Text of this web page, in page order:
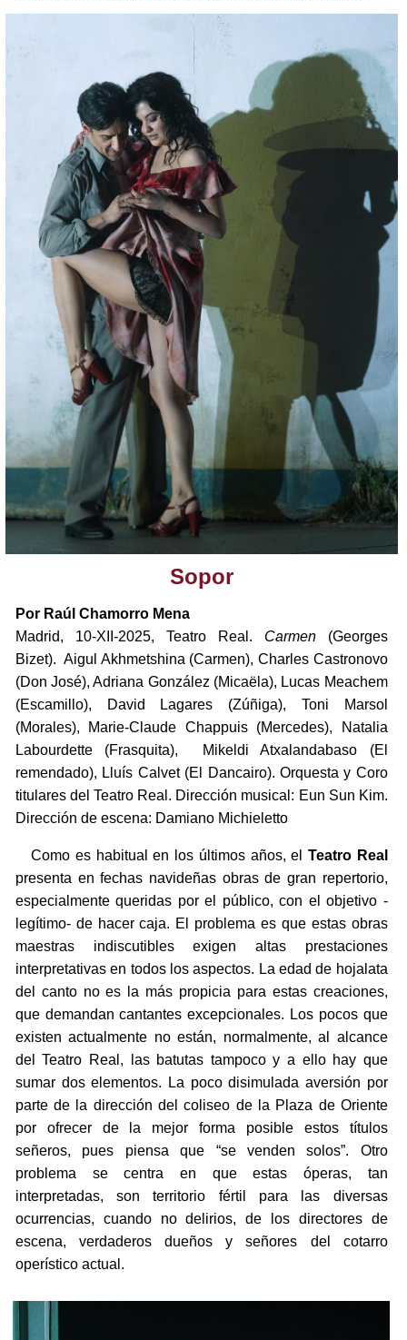
Sopor
Por Raúl Chamorro Mena
Madrid, 10-XII-2025, Teatro Real. Carmen(Georges
Bizet). Aigul Akhmetshina (Carmen), Charles Castronovo
(Don José), Adriana González (Micaëla), Lucas Meachem
(Escamillo), David Lagares (Zúñiga), Toni Marsol
(Morales), Marie-Claude Chappuis (Mercedes), Natalia
Labourdette (Frasquita), Mikeldi Atxalandabaso (El
remendado), Lluís Calvet (El Dancairo). Orquesta y Coro
titulares del Teatro Real. Dirección musical: Eun Sun Kim.
Dirección de escena: Damiano Michieletto
Como es habitual en los últimos años, elTeatro Real
presenta en fechas navideñas obras de gran repertorio,
especialmente queridas por el público, con el objetivo -
legítimo- de hacer caja. El problema es que estas obras
maestras indiscutibles exigen altas prestaciones
interpretativas en todos los aspectos. La edad de hojalata
del canto no es la más propicia para estas creaciones,
que demandan cantantes excepcionales. Los pocos que
existen actualmente no están, normalmente, al alcance
del Teatro Real, las batutas tampoco y a ello hay que
sumar dos elementos. La poco disimulada aversión por
parte de la dirección del coliseo de la Plaza de Oriente
por ofrecer de la mejor forma posible estos títulos
señeros, pues piensa que “se venden solos”. Otro
problema se centra en que estas óperas, tan
interpretadas, son territorio fértil para las diversas
ocurrencias, cuando no delirios, de los directores de
escena, verdaderos dueños y señores del cotarro
operístico actual.